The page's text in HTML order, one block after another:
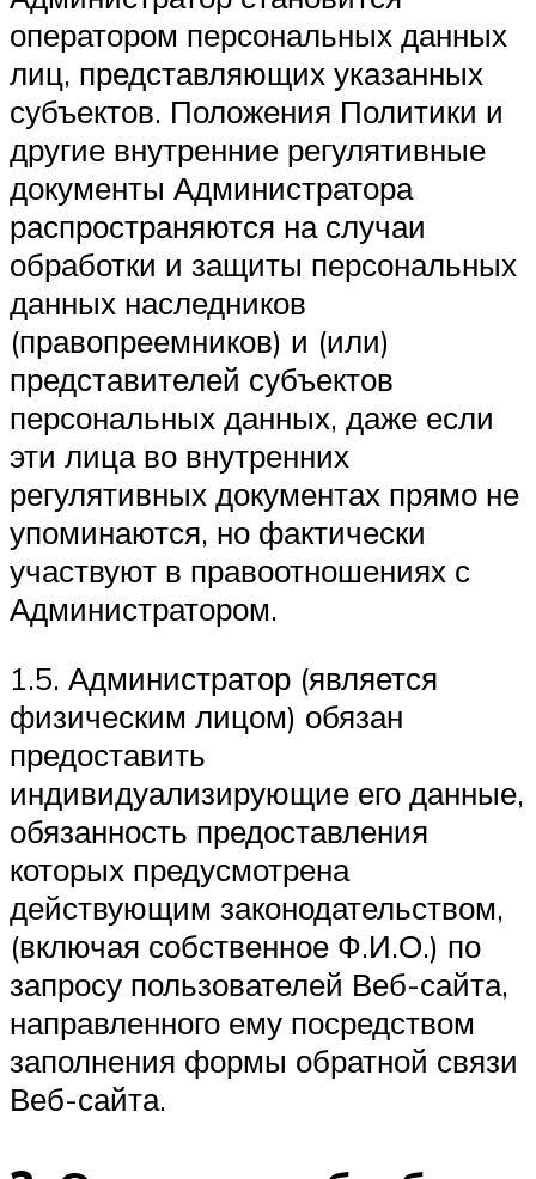
оператором персональных данных
лиц, представляющих указанных
субъектов. Положения Политики и
другие внутренние регулятивные
документы Администратора
распространяются на случаи
обработки и защиты персональных
данных наследников
(правопреемников) и (или)
представителей субъектов
персональных данных, даже если
эти лица во внутренних
регулятивных документах прямо не
упоминаются, но фактически
участвуют в правоотношениях с
Администратором.
1.5. Администратор (является
физическим лицом) обязан
предоставить
индивидуализирующие его данные,
обязанность предоставления
которых предусмотрена
действующим законодательством,
(включая собственное Ф.И.О.) по
запросу пользователей Веб-сайта,
направленного ему посредством
заполнения формы обратной связи
Веб-сайта.